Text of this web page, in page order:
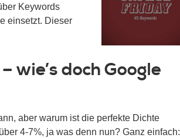
Keywords
einsetzt. Dieser
wie’s doch Google
aber warum ist die perfekte Dichte
4-7%, ja was denn nun? Ganz einfach: